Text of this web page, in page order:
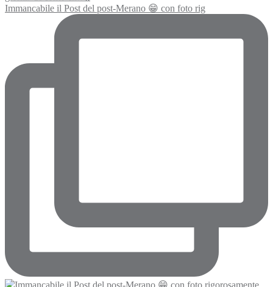
Immancabile il Post del post-Merano 😁 con foto rig